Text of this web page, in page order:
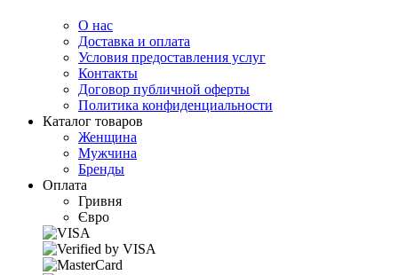
О нас
Доставка и оплата
Условия предоставления услуг
Контакты
Договор публичной оферты
Политика конфиденциальности
Каталог товаров
Женщина
Мужчина
Бренды
Оплата
Гривня
Євро